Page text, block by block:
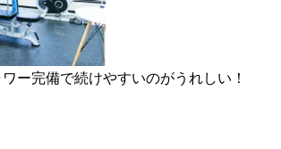
ー完備で続けやすいのがうれしい！